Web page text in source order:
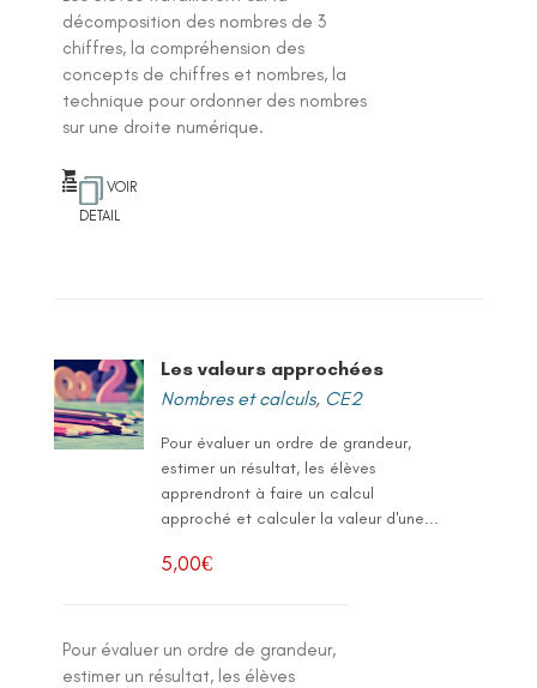
décomposition des nombres de 3
chiffres, la compréhension des
concepts de chiffres et nombres, la
technique pour ordonner des nombres
sur une droite numérique.
VOIR
DETAIL
Les valeurs approchées
Nombres et calculs, CE2
Pour évaluer un ordre de grandeur,
estimer un résultat, les élèves
apprendront à faire un calcul
approché et calculer la valeur d'une...
5,00€
Pour évaluer un ordre de grandeur,
estimer un résultat, les élèves